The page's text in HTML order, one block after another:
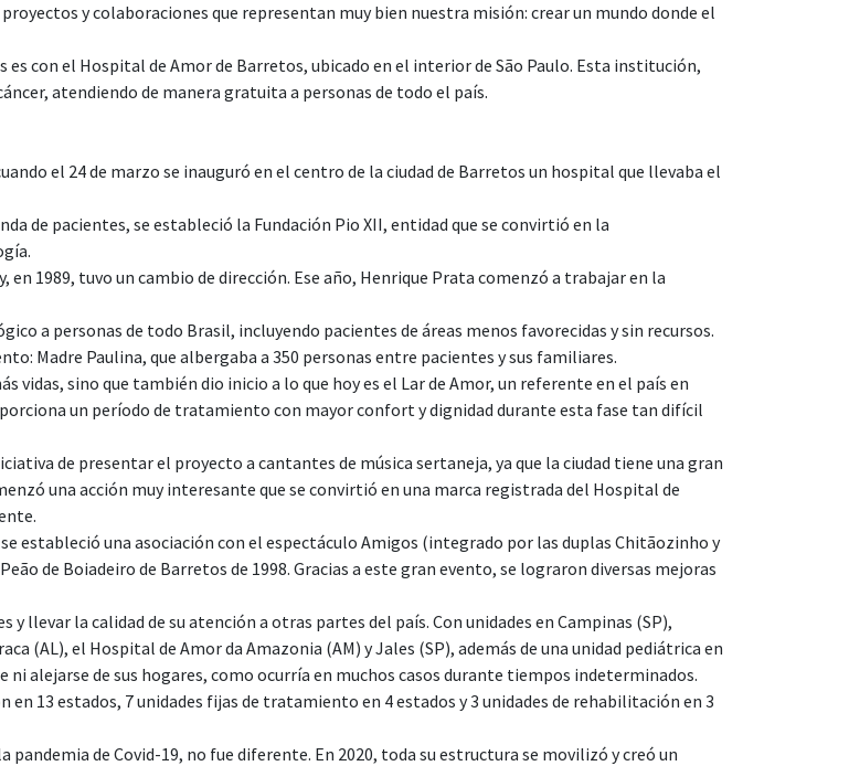
y colaboraciones que representan muy bien nuestra misión: crear un mundo donde el
con el Hospital de Amor de Barretos, ubicado en el interior de São Paulo. Esta institución,
atendiendo de manera gratuita a personas de todo el país.
el 24 de marzo se inauguró en el centro de la ciudad de Barretos un hospital que llevaba el
de pacientes, se estableció la Fundación Pio XII, entidad que se convirtió en la
1989, tuvo un cambio de dirección. Ese año, Henrique Prata comenzó a trabajar en la
a personas de todo Brasil, incluyendo pacientes de áreas menos favorecidas y sin recursos.
Madre Paulina, que albergaba a 350 personas entre pacientes y sus familiares.
sino que también dio inicio a lo que hoy es el Lar de Amor, un referente en el país en
un período de tratamiento con mayor confort y dignidad durante esta fase tan difícil
de presentar el proyecto a cantantes de música sertaneja, ya que la ciudad tiene una gran
una acción muy interesante que se convirtió en una marca registrada del Hospital de
estableció una asociación con el espectáculo Amigos (integrado por las duplas Chitãozinho y
de Boiadeiro de Barretos de 1998. Gracias a este gran evento, se lograron diversas mejoras
llevar la calidad de su atención a otras partes del país. Con unidades en Campinas (SP),
(AL), el Hospital de Amor da Amazonia (AM) y Jales (SP), además de una unidad pediátrica en
alejarse de sus hogares, como ocurría en muchos casos durante tiempos indeterminados.
13 estados, 7 unidades fijas de tratamiento en 4 estados y 3 unidades de rehabilitación en 3
pandemia de Covid-19, no fue diferente. En 2020, toda su estructura se movilizó y creó un